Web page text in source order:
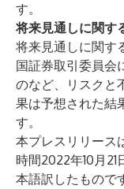
す。
将来見通しに関す
将来見通しに関す
国証券取引委員会
のなど、リスクと
果は予想された結
す。
本プレスリリース
時間2022年10月
本語訳したもので